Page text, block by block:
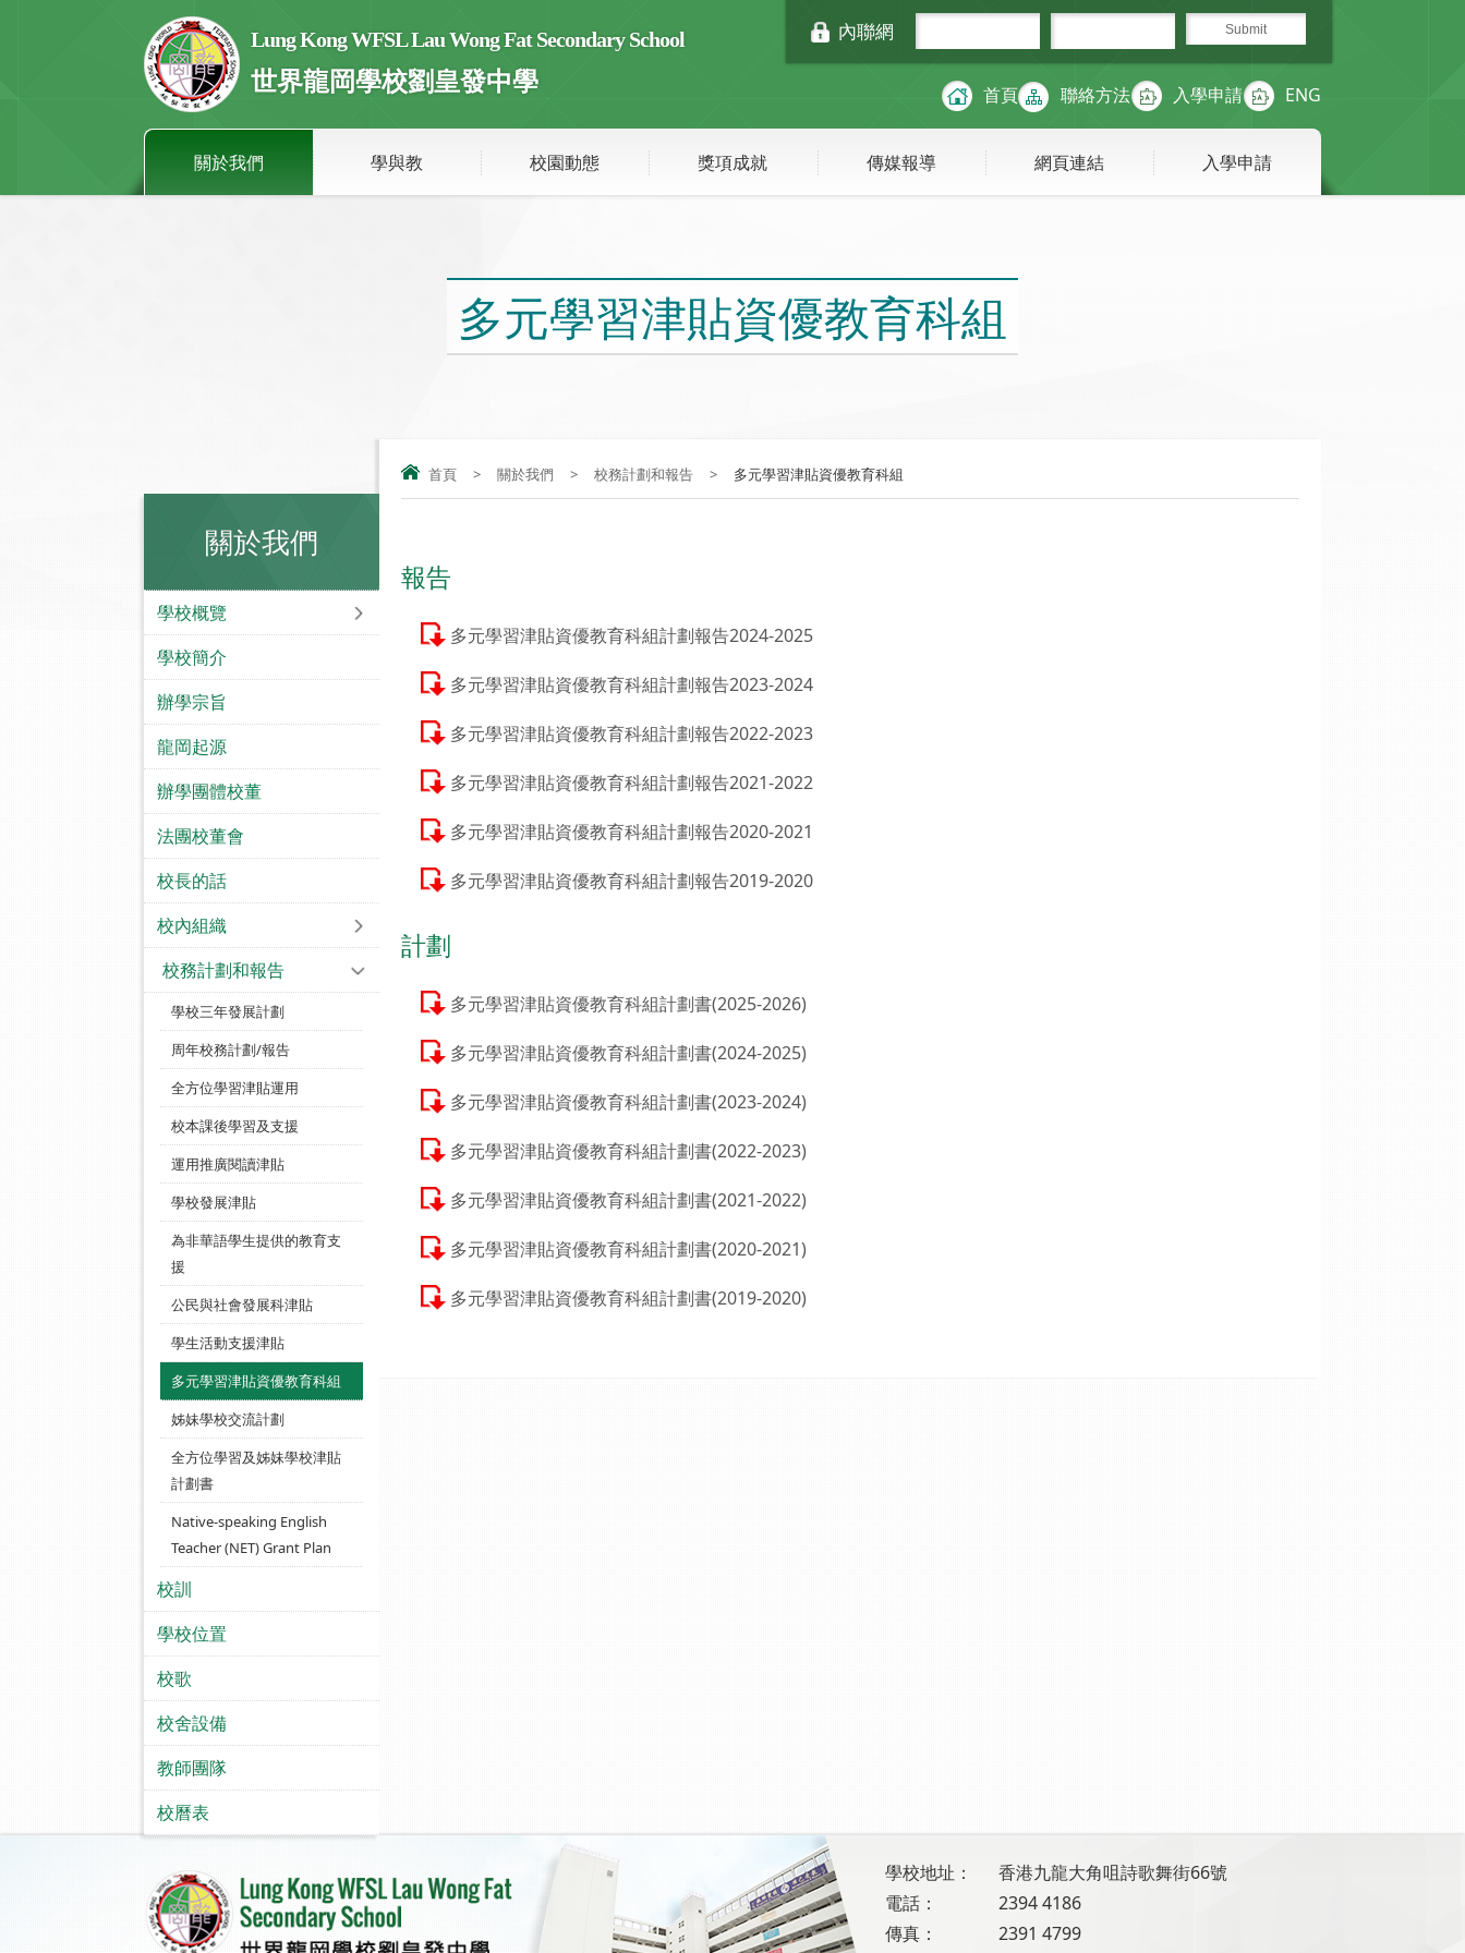
Lung Kong WFSL Lau Wong Fat Secondary School
世界龍岡學校劉皇發中學
內聯網
首頁 聯絡方法 入學申請 ENG
關於我們 學與教 校園動態 獎項成就 傳媒報導 網頁連結 入學申請
多元學習津貼資優教育科組
首頁 > 關於我們 > 校務計劃和報告 > 多元學習津貼資優教育科組
報告
多元學習津貼資優教育科組計劃報告2024-2025
多元學習津貼資優教育科組計劃報告2023-2024
多元學習津貼資優教育科組計劃報告2022-2023
多元學習津貼資優教育科組計劃報告2021-2022
多元學習津貼資優教育科組計劃報告2020-2021
多元學習津貼資優教育科組計劃報告2019-2020
計劃
多元學習津貼資優教育科組計劃書(2025-2026)
多元學習津貼資優教育科組計劃書(2024-2025)
多元學習津貼資優教育科組計劃書(2023-2024)
多元學習津貼資優教育科組計劃書(2022-2023)
多元學習津貼資優教育科組計劃書(2021-2022)
多元學習津貼資優教育科組計劃書(2020-2021)
多元學習津貼資優教育科組計劃書(2019-2020)
關於我們
學校概覽
學校簡介
辦學宗旨
龍岡起源
辦學團體校董
法團校董會
校長的話
校內組織
校務計劃和報告
學校三年發展計劃
周年校務計劃/報告
全方位學習津貼運用
校本課後學習及支援
運用推廣閱讀津貼
學校發展津貼
為非華語學生提供的教育支
援
公民與社會發展科津貼
學生活動支援津貼
多元學習津貼資優教育科組
姊妹學校交流計劃
全方位學習及姊妹學校津貼
計劃書
Native-speaking English
Teacher (NET) Grant Plan
校訓
學校位置
校歌
校舍設備
教師團隊
校曆表
學校地址：
香港九龍大角咀詩歌舞街66號
電話：
2394 4186
傳真：
2391 4799